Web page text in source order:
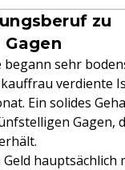
zu
sehr
verdiente
Ein solides
Gagen,
hauptsächlich